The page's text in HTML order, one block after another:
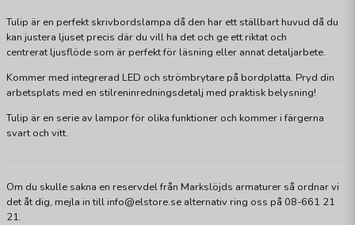
Tulip är en perfekt skrivbordslampa då den har ett ställbart huvud då du
kan justera ljuset precis där du vill ha det och ge ett riktat och
centrerat ljusflöde som är perfekt för läsning eller annat detaljarbete.
Kommer med integrerad LED och strömbrytare på bordplatta. Pryd din
arbetsplats med en stilreninredningsdetalj med praktisk belysning!
Tulip är en serie av lampor för olika funktioner och kommer i färgerna
svart och vitt.
Om du skulle sakna en reservdel från Markslöjds armaturer så ordnar vi
det åt dig, mejla in till info@elstore.se alternativ ring oss på 08-661 21
21.